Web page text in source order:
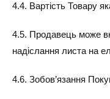
4.4. Вартість Товару
4.5. Продавець може
надіслання листа на
4.6. Зобов’язання